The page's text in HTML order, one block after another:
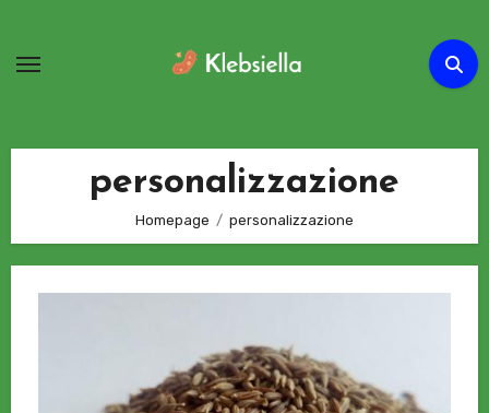
contenuto
personalizzazione
Homepage personalizzazione